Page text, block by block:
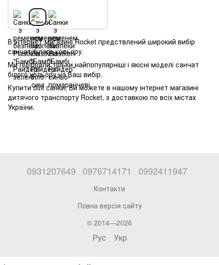
В інтернет магазині Rocket предствлений широкий вибір
санчат білого кольору.
Ми підібрали тільки найпопулярніші і якісні моделі санчат
білого кольору на Ваш вибір.
Купити білі санки, Ви можете в нашому інтернет магазині
дитячого транспорту Rocket, з доставкою по всіх містах
України.
0931207649 0976714171 0992411947
Контакти
Повна версія сайту
© 2014—2026
Рус Укр